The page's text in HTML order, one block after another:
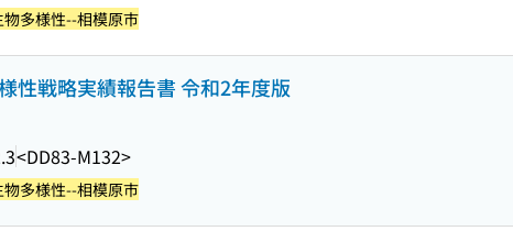
物多様性--相模原市
性戦略実績報告書 令和2年度版
<DD83-M132>
物多様性--相模原市